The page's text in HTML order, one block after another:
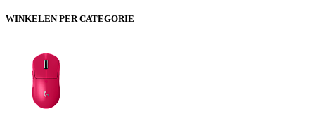
WINKELEN PER CATEGORIE